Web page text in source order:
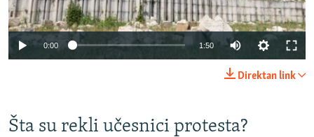
0:00 1:50
Direktan link
Šta su rekli učesnici protesta?